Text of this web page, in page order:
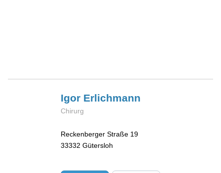
Igor Erlichmann
Chirurg
Reckenberger Straße 19
33332 Gütersloh